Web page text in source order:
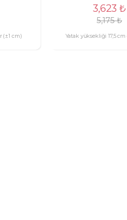
(±1 cm)
3,623₺
5,175₺
Yatak yüksekliği 17,5